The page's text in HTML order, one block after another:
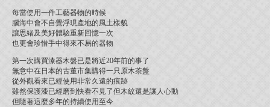
每當使用一件工藝器物的時候
腦海中會不自覺浮現產地的風土樣貌
讓思緒及美好體驗重新回憶一次
也更會珍惜手中得來不易的器物
第一次購買漆器木盤已是將近20年前的事了
無意中在日本的古董市集購得一只原木茶盤
從外觀看來已經使用非常久遠的痕跡
雖然保護漆已經磨到快看不見了但木紋還是讓人心動
但隨著這麼多年的持續使用至今